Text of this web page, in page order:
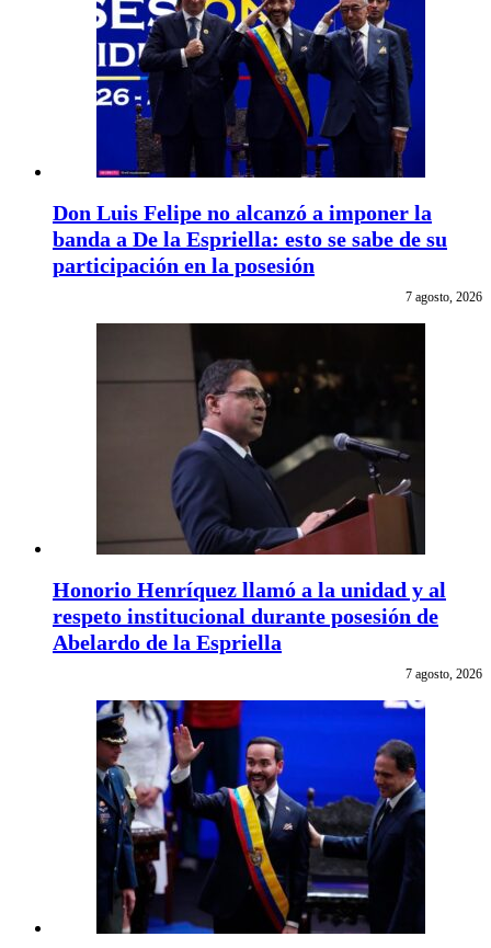
Don Luis Felipe no alcanzó a imponer la
banda a De la Espriella: esto se sabe de su
participación en la posesión
7 agosto, 2026
Honorio Henríquez llamó a la unidad y al
respeto institucional durante posesión de
Abelardo de la Espriella
7 agosto, 2026